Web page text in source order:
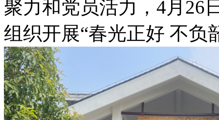
聚力和党员活力，4月26
组织开展“春光正好 不负